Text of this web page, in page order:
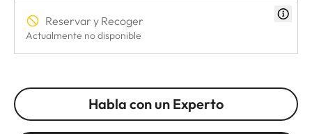
Reservar y Recoger
Actualmente no disponible
Habla con un Experto